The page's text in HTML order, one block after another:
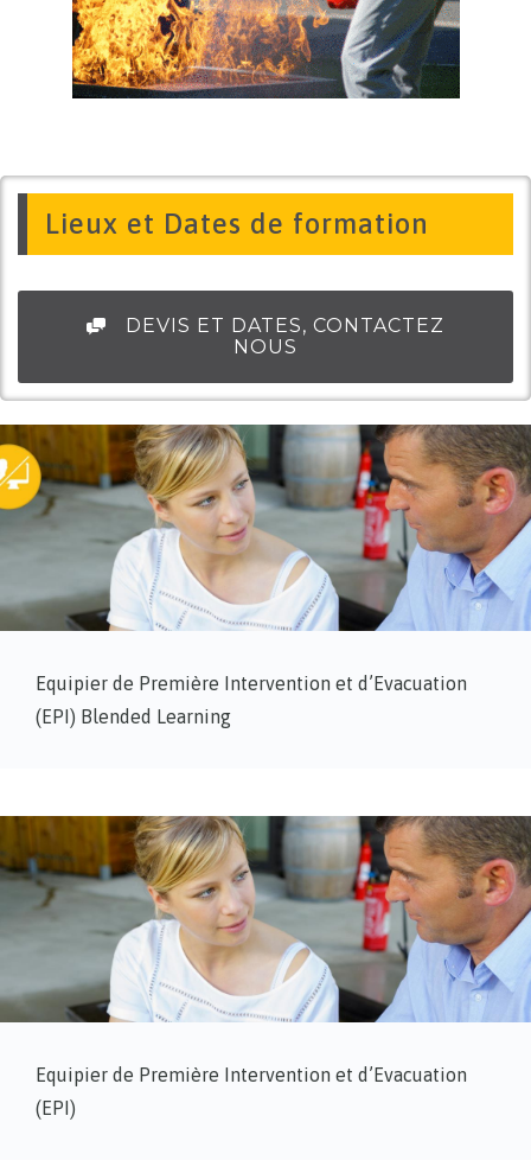
Lieux et Dates de formation
DEVIS ET DATES, CONTACTEZ
NOUS
Equipier de Première Intervention et d’Evacuation
(EPI) Blended Learning
Equipier de Première Intervention et d’Evacuation
(EPI)